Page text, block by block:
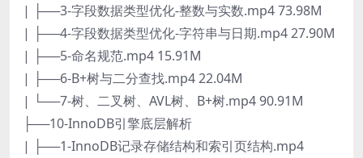
| ├──3-字段数据类型优化-整数与实数.mp4 73.98M
| ├──4-字段数据类型优化-字符串与日期.mp4 27.90M
| ├──5-命名规范.mp4 15.91M
| ├──6-B+树与二分查找.mp4 22.04M
| └──7-树、二叉树、AVL树、B+树.mp4 90.91M
├──10-InnoDB引擎底层解析
| ├──1-InnoDB记录存储结构和索引页结构.mp4